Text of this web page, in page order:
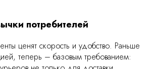
потребителей
ценят скорость и удобство. Раньше
теперь – базовым требованием: